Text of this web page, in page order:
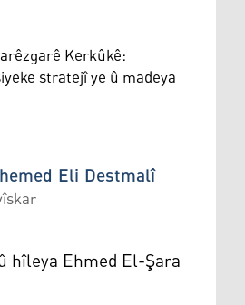
Kerkûkê:
stratejî ye û madeya
Eli Destmalî
hîleya Ehmed El-Şara